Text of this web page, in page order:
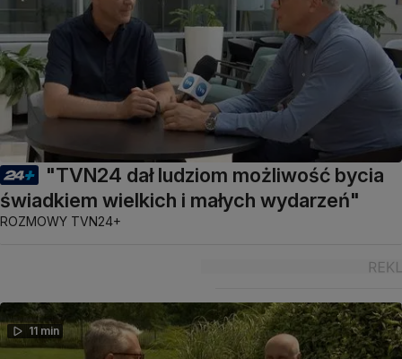
"TVN24 dał ludziom możliwość bycia
świadkiem wielkich i małych wydarzeń"
ROZMOWY TVN24+
11 min